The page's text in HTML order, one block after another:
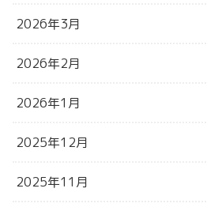
2026年3月
2026年2月
2026年1月
2025年12月
2025年11月